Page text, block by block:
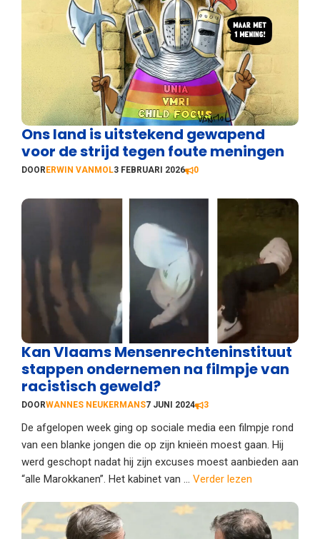
Ons land is uitstekend gewapend
voor de strijd tegen foute meningen
DOOR ERWIN VANMOL3 FEBRUARI 2026 0
Kan Vlaams Mensenrechteninstituut
stappen ondernemen na filmpje van
racistisch geweld?
DOORWANNES NEUKERMANS7 JUNI 2024 3
De afgelopen week ging op sociale media een filmpje rond
van een blanke jongen die op zijn knieën moest gaan. Hij
werd geschopt nadat hij zijn excuses moest aanbieden aan
“alle Marokkanen”. Het kabinet van ... Verder lezen